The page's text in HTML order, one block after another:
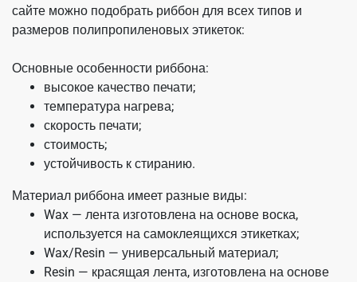
сайте можно подобрать риббон для всех типов и
размеров полипропиленовых этикеток:
Основные особенности риббона:
высокое качество печати;
температура нагрева;
скорость печати;
стоимость;
устойчивость к стиранию.
Материал риббона имеет разные виды:
Wax — лента изготовлена на основе воска,
используется на самоклеящихся этикетках;
Wax/Resin — универсальный материал;
Resin — красящая лента, изготовлена на основе